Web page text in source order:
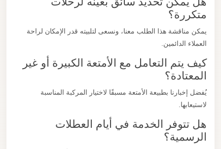
متكررة؟
يمكن مناقشة هذا الطلب معنا، ونسعى لتلبيته قدر الإمكان لراحة
العملاء الدائمين.
كيف يتم التعامل مع الأمتعة الكبيرة أو غير
المعتادة؟
يُفضل إخبارنا بطبيعة الأمتعة مسبقًا لاختيار المركبة المناسبة
لاستيعابها.
هل تتوفر الخدمة في أيام العطلات
الرسمية؟